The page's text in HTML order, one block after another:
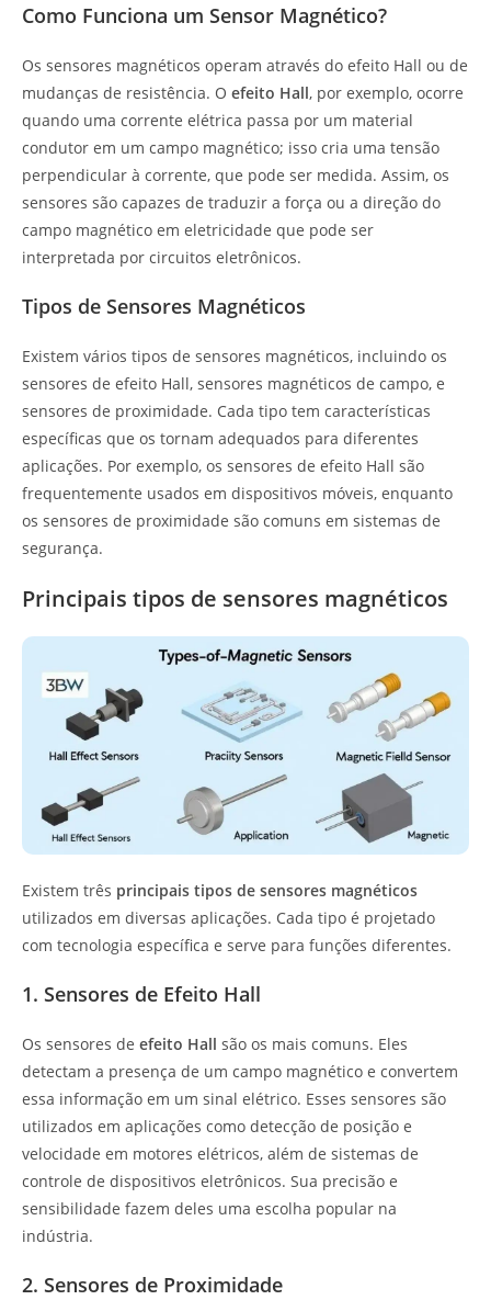
Como Funciona um Sensor Magnético?
Os sensores magnéticos operam através do efeito Hall ou de
mudanças de resistência. O efeito Hall, por exemplo, ocorre
quando uma corrente elétrica passa por um material
condutor em um campo magnético; isso cria uma tensão
perpendicular à corrente, que pode ser medida. Assim, os
sensores são capazes de traduzir a força ou a direção do
campo magnético em eletricidade que pode ser
interpretada por circuitos eletrônicos.
Tipos de Sensores Magnéticos
Existem vários tipos de sensores magnéticos, incluindo os
sensores de efeito Hall, sensores magnéticos de campo, e
sensores de proximidade. Cada tipo tem características
específicas que os tornam adequados para diferentes
aplicações. Por exemplo, os sensores de efeito Hall são
frequentemente usados em dispositivos móveis, enquanto
os sensores de proximidade são comuns em sistemas de
segurança.
Principais tipos de sensores magnéticos
Existem três principais tipos de sensores magnéticos
utilizados em diversas aplicações. Cada tipo é projetado
com tecnologia específica e serve para funções diferentes.
1. Sensores de Efeito Hall
Os sensores de efeito Hall são os mais comuns. Eles
detectam a presença de um campo magnético e convertem
essa informação em um sinal elétrico. Esses sensores são
utilizados em aplicações como detecção de posição e
velocidade em motores elétricos, além de sistemas de
controle de dispositivos eletrônicos. Sua precisão e
sensibilidade fazem deles uma escolha popular na
indústria.
2. Sensores de Proximidade